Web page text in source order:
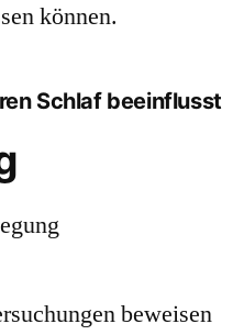
können.
Schlaf beeinflusst
beweisen